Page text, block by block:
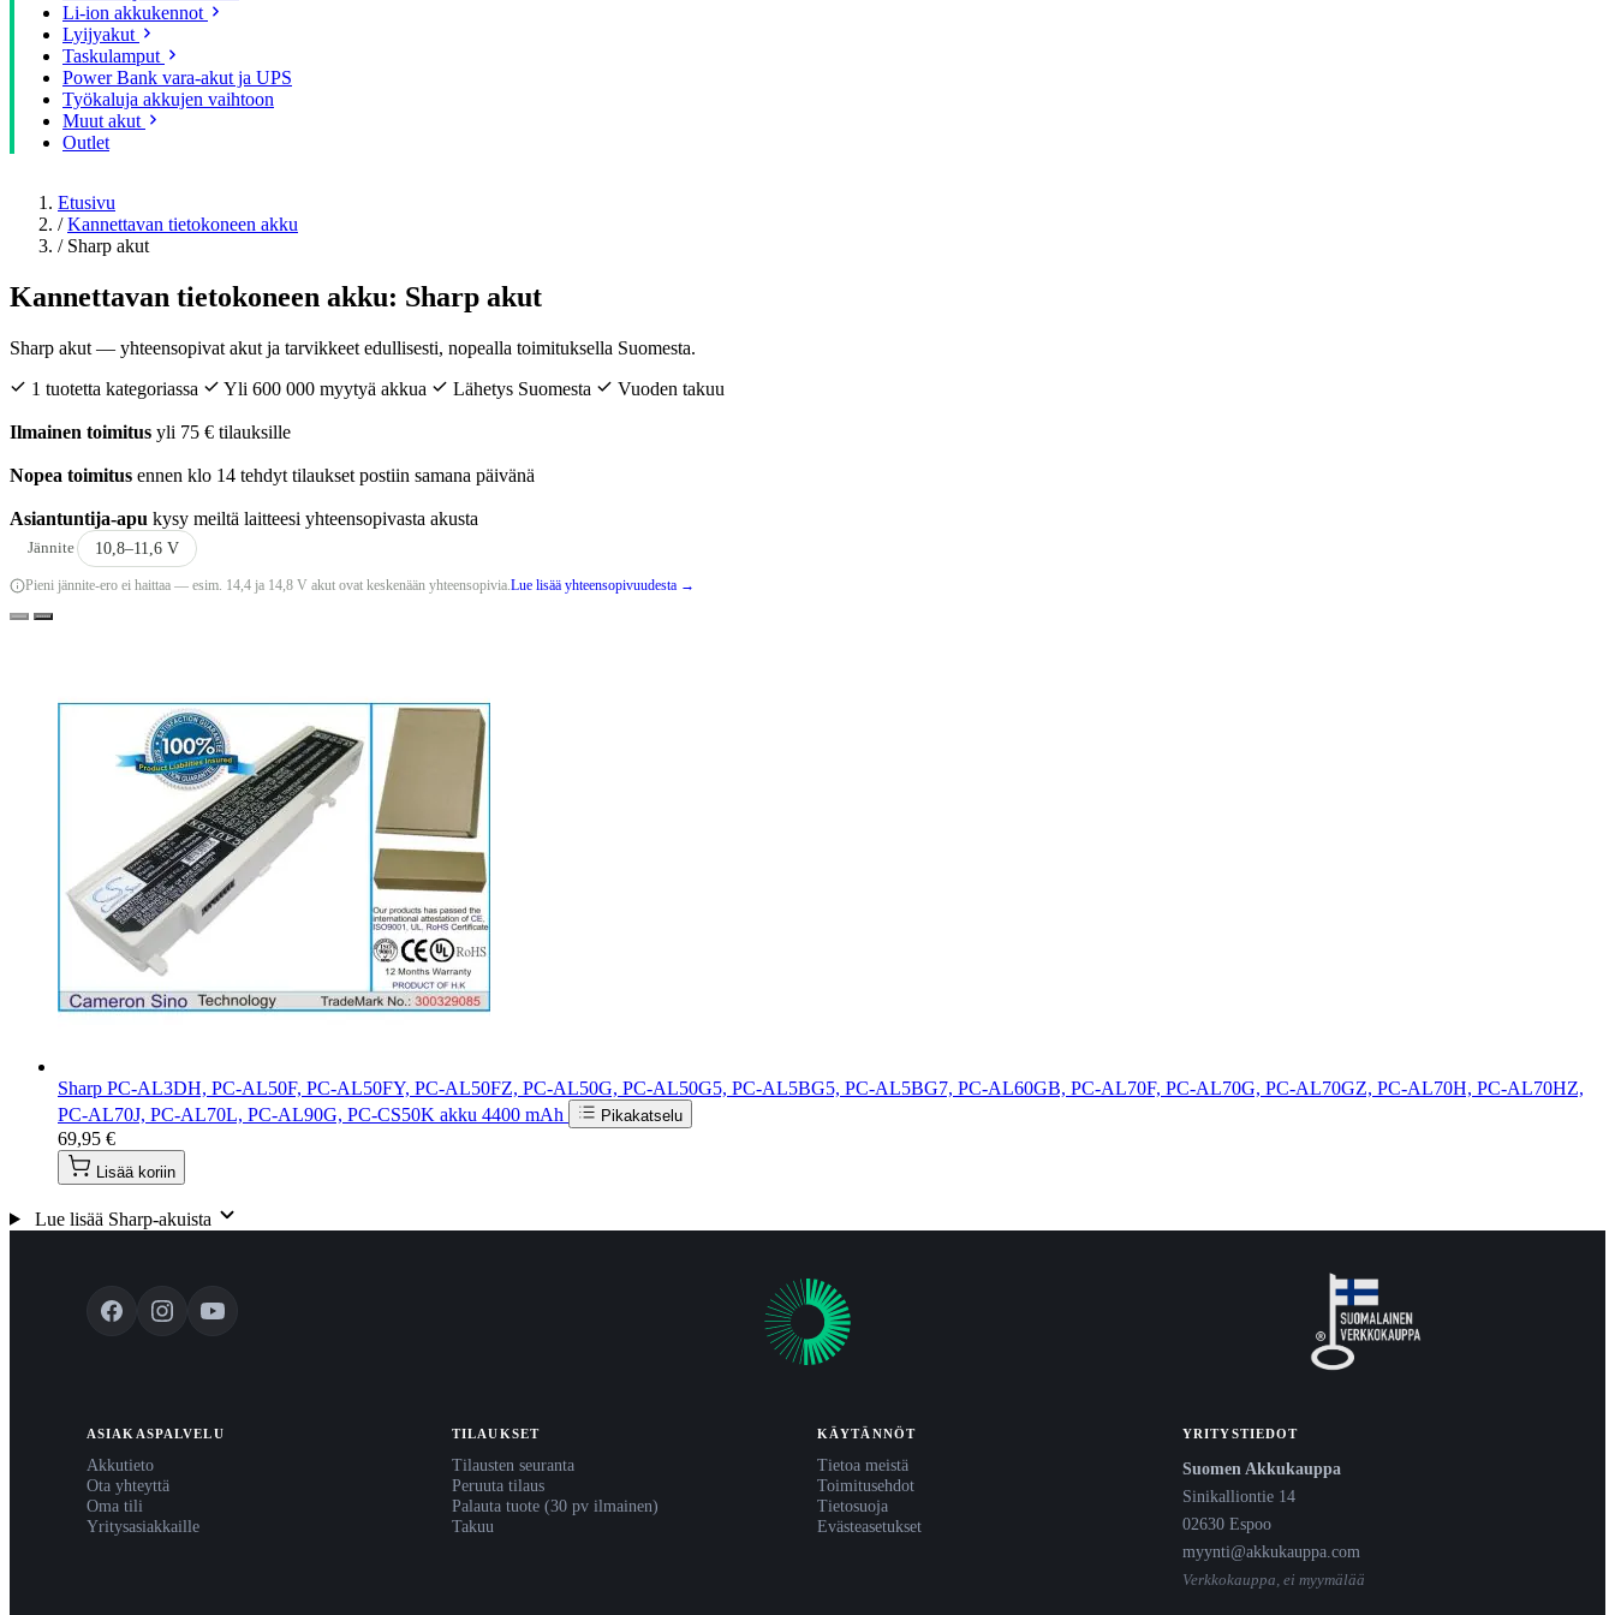
Li-ion akkukennot
Lyijyakut
Taskulamput
Power Bank vara-akut ja UPS
Työkaluja akkujen vaihtoon
Muut akut
Outlet
Etusivu
/ Kannettavan tietokoneen akku
/ Sharp akut
Kannettavan tietokoneen akku: Sharp akut
Sharp akut — yhteensopivat akut ja tarvikkeet edullisesti, nopealla toimituksella Suomesta.
1 tuotetta kategoriassa
Yli 600 000 myytyä akkua Lähetys Suomesta Vuoden takuu
Ilmainen toimitus yli 75 € tilauksille
Nopea toimitus ennen klo 14 tehdyt tilaukset postiin samana päivänä
Asiantuntija-apu kysy meiltä laitteesi yhteensopivasta akusta
Jännite 10,8–11,6 V
Pieni jännite-ero ei haittaa — esim. 14,4 ja 14,8 V akut ovat keskenään yhteensopivia.Lue lisää yhteensopivuudesta →
Sharp PC-AL3DH, PC-AL50F, PC-AL50FY, PC-AL50FZ, PC-AL50G, PC-AL50G5, PC-AL5BG5, PC-AL5BG7, PC-AL60GB, PC-AL70F, PC-AL70G, PC-AL70GZ, PC-AL70H, PC-AL70HZ,
PC-AL70J, PC-AL70L, PC-AL90G, PC-CS50K akku 4400 mAh
Pikakatselu
69,95 €
Lisää koriin
Lue lisää Sharp-akuista
ASIAKASPALVELU
Akkutieto
Ota yhteyttä
Oma tili
Yritysasiakkaille
TILAUKSET
Tilausten seuranta
Peruuta tilaus
Palauta tuote (30 pv ilmainen)
Takuu
KÄYTÄNNÖT
Tietoa meistä
Toimitusehdot
Tietosuoja
Evästeasetukset
YRITYSTIEDOT
Suomen Akkukauppa
Sinikalliontie 14
02630 Espoo
myynti@akkukauppa.com
Verkkokauppa, ei myymälää